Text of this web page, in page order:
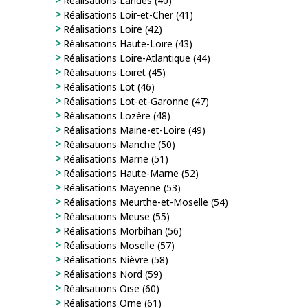
Réalisations Loir-et-Cher (41)
Réalisations Loire (42)
Réalisations Haute-Loire (43)
Réalisations Loire-Atlantique (44)
Réalisations Loiret (45)
Réalisations Lot (46)
Réalisations Lot-et-Garonne (47)
Réalisations Lozère (48)
Réalisations Maine-et-Loire (49)
Réalisations Manche (50)
Réalisations Marne (51)
Réalisations Haute-Marne (52)
Réalisations Mayenne (53)
Réalisations Meurthe-et-Moselle (54)
Réalisations Meuse (55)
Réalisations Morbihan (56)
Réalisations Moselle (57)
Réalisations Nièvre (58)
Réalisations Nord (59)
Réalisations Oise (60)
Réalisations Orne (61)